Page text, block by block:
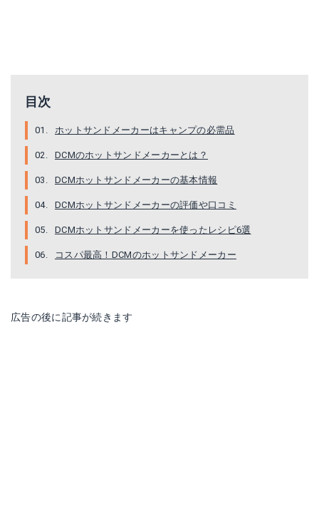
目次
ホットサンドメーカーはキャンプの必需品
DCMのホットサンドメーカーとは？
DCMホットサンドメーカーの基本情報
DCMホットサンドメーカーの評価や口コミ
DCMホットサンドメーカーを使ったレシピ6選
コスパ最高！DCMのホットサンドメーカー
広告の後に記事が続きます